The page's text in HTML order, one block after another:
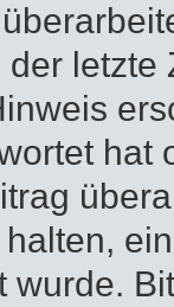
hat
wurde.